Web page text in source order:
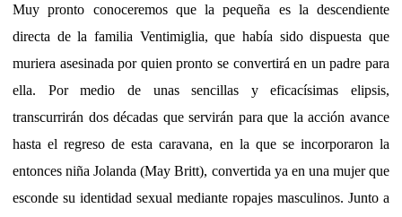
Muy pronto conoceremos que la pequeña es la descendiente
directa de la familia Ventimiglia, que había sido dispuesta que
muriera asesinada por quien pronto se convertirá en un padre para
ella. Por medio de unas sencillas y eficacísimas elipsis,
transcurrirán dos décadas que servirán para que la acción avance
hasta el regreso de esta caravana, en la que se incorporaron la
entonces niña Jolanda (May Britt), convertida ya en una mujer que
esconde su identidad sexual mediante ropajes masculinos. Junto a